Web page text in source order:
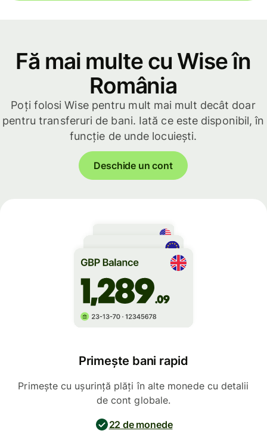
Fă mai multe cu Wise în
România
Poți folosi Wise pentru mult mai mult decât doar
pentru transferuri de bani. Iată ce este disponibil, în
funcție de unde locuiești.
Deschide un cont
Primește bani rapid
Primește cu ușurință plăți în alte monede cu detalii
de cont globale.
22 de monede